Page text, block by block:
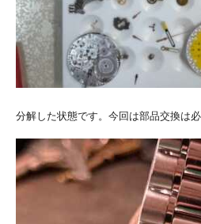
分解した状態です。今回は部品交換は